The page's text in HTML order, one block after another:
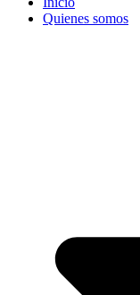
Quienes somos